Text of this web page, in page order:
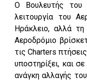
Ο Βουλευτής
λειτουργία του
Ηράκλειο, αλλά
Αεροδρόμιο
τις Charters
υποστηρίξει, και
ανάγκη αλλαγής